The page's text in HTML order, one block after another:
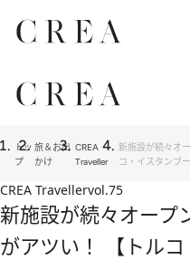
トッ
プ
旅＆お出
かけ
CREA
Traveller
新施設が続々オ
コ・イスタンブー
CREA Travellervol.75
新施設が続々オープ
がアツい！ 【トルコ